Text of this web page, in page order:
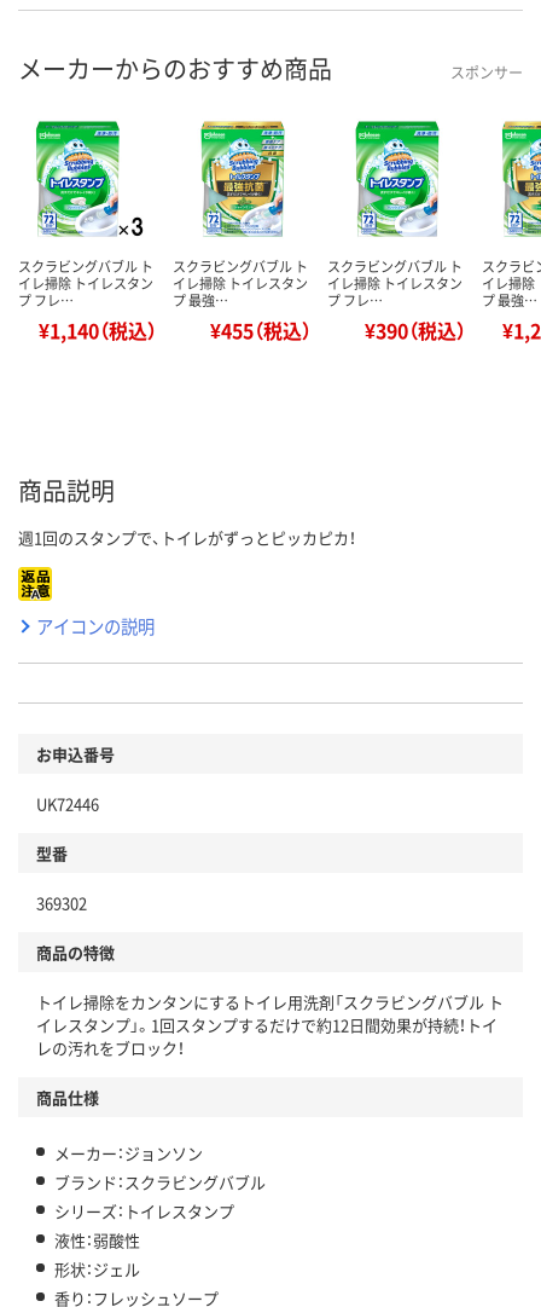
メーカーからのおすすめ商品 スポンサー
スクラビングバブル ト
イレ掃除 トイレスタン
プ フレ…
¥1,140（税込）
スクラビングバブル ト
イレ掃除 トイレスタン
プ 最強…
¥455（税込）
スクラビングバブル ト
イレ掃除 トイレスタン
プ フレ…
¥390（税込）
スクラビ
イレ掃除
プ 最強…
商品説明
週1回のスタンプで、トイレがずっとピッカピカ！
アイコンの説明
お申込番号
UK72446
型番
369302
商品の特徴
トイレ掃除をカンタンにするトイレ用洗剤「スクラビングバブル ト
イレスタンプ」。1回スタンプするだけで約12日間効果が持続！トイ
レの汚れをブロック！
商品仕様
メーカー：ジョンソン
ブランド：スクラビングバブル
シリーズ：トイレスタンプ
液性：弱酸性
形状：ジェル
香り：フレッシュソープ